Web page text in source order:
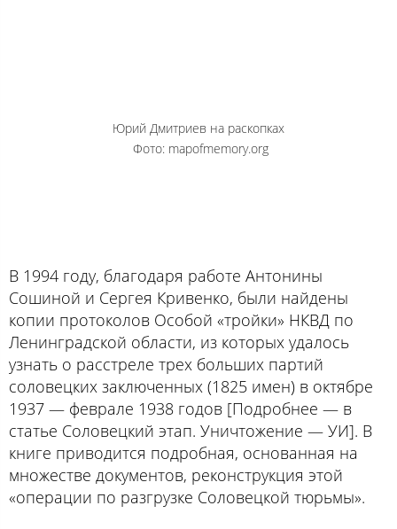
Юрий Дмитриев на раскопках
Фото: mapofmemory.org
В 1994 году, благодаря работе Антонины
Сошиной и Сергея Кривенко, были найдены
копии протоколов Особой «тройки» НКВД по
Ленинградской области, из которых удалось
узнать о расстреле трех больших партий
соловецких заключенных (1825 имен) в октябре
1937 — феврале 1938 годов [Подробнее — в
статье Соловецкий этап. Уничтожение — УИ]. В
книге приводится подробная, основанная на
множестве документов, реконструкция этой
«операции по разгрузке Соловецкой тюрьмы».